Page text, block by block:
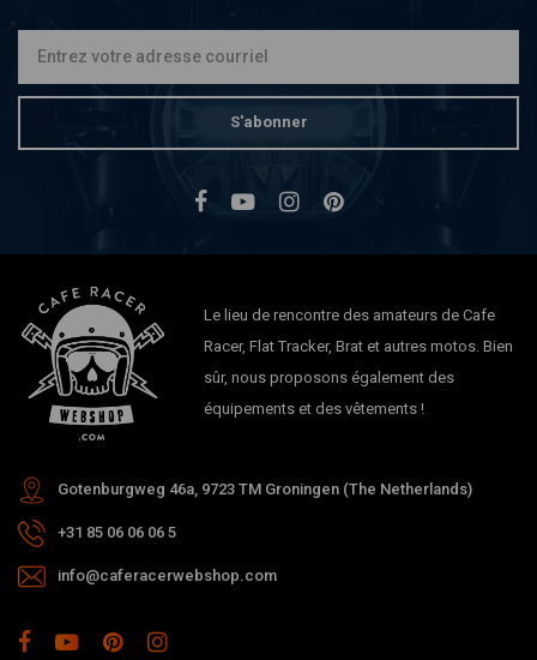
S'abonner
Le lieu de rencontre des amateurs de Cafe
Racer, Flat Tracker, Brat et autres motos. Bien
sûr, nous proposons également des
équipements et des vêtements !
Gotenburgweg 46a, 9723 TM Groningen (The Netherlands)
+31 85 06 06 06 5
info@caferacerwebshop.com